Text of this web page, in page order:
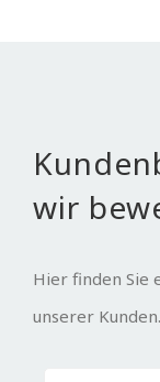
wir
Hier finden Sie
unserer Kunden.